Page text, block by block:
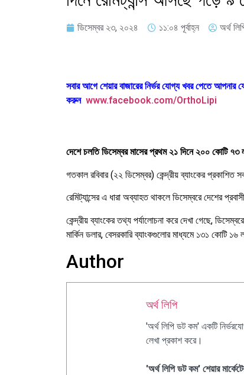
ডিসেম্বর ২৩, ২০২৪ ১১:০৪ পূর্বাহ্ন অর্থ
সবার আগে শেয়ার বাজারের নির্ভর যোগ্য খবর পেতে
করুন www.facebook.com/OrthoLipi
দেশে চলতি ডিসেম্বর মাসের প্রথম ২১ দিনে ২০০ কোটি ৭৩
গতকাল রবিবার (২২ ডিসেম্বর) কেন্দ্রীয় ব্যাংকের
রেমিট্যান্সের এ ধারা অব্যাহত থাকলে ডিসেম্বরে দেশের
কেন্দ্রীয় ব্যাংকের তথ্য পর্যালোচনা করে দেখা গেছে,
মার্কিন ডলার, বেসরকারি ব্যাংকগুলোর মাধ্যমে ১৩১ কোটি ১৬
Author
অর্থ লিপি
'অর্থ লিপি ডট কম' একটি
লেখা প্রকাশ করে।
'অর্থ লিপি ডট কম' শেয়ার